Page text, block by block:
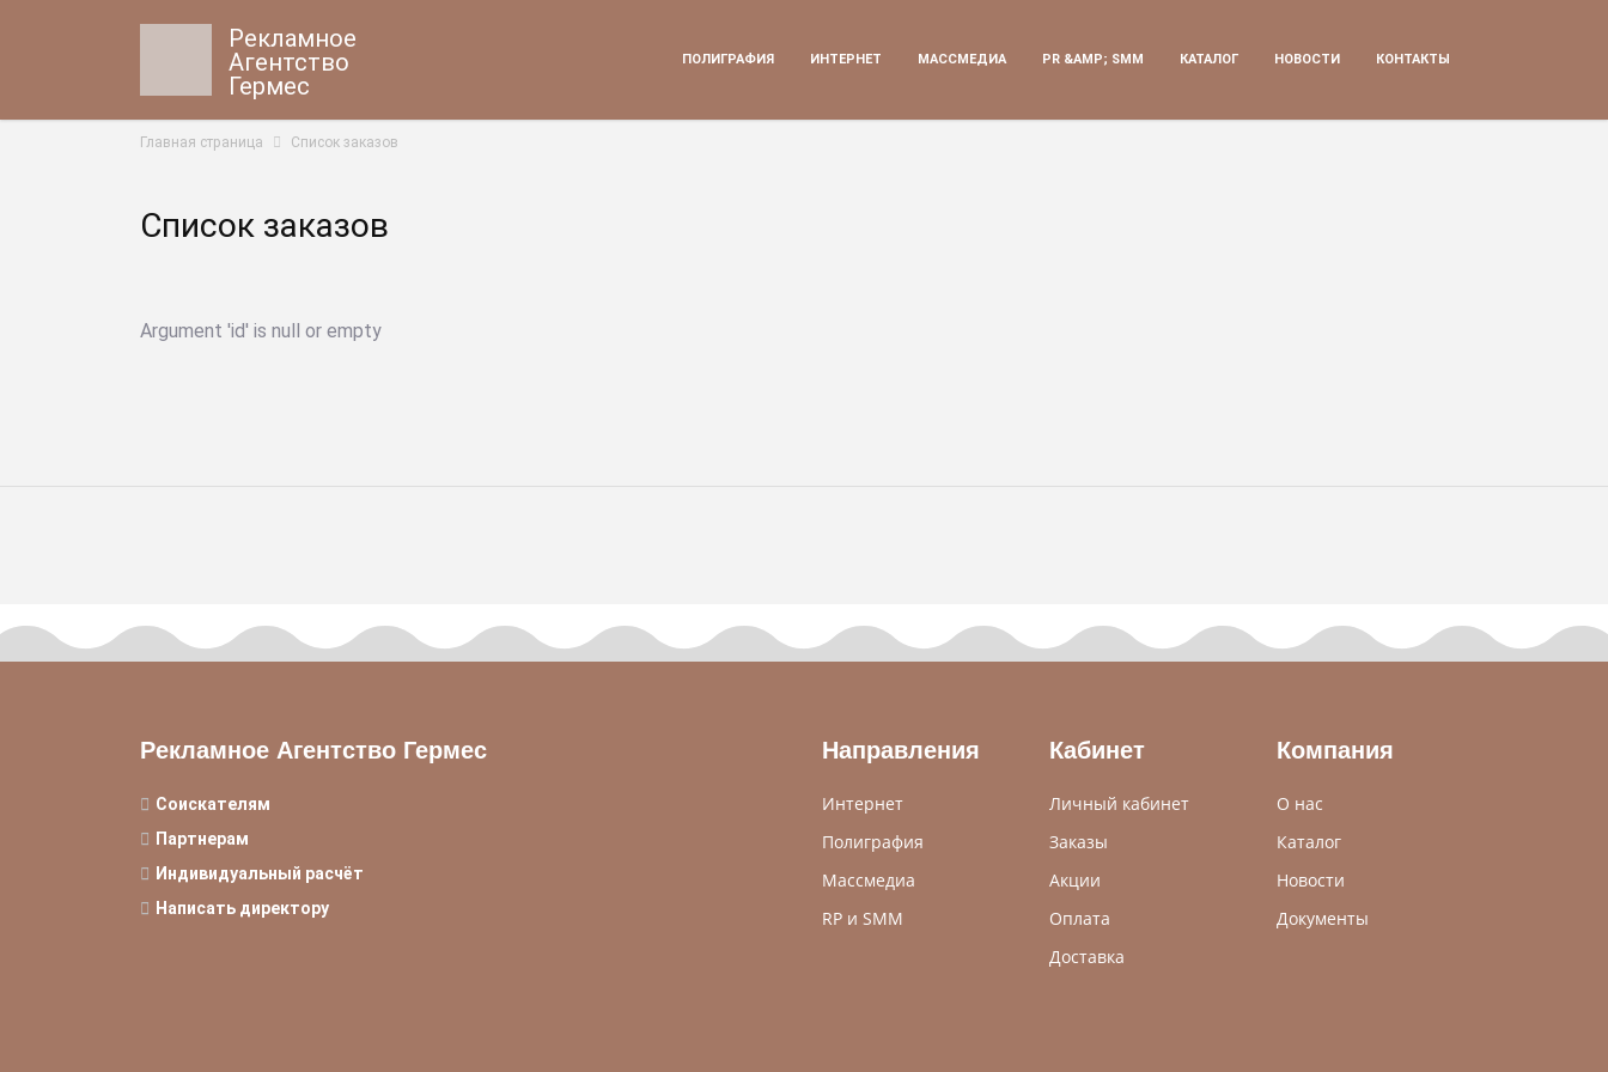
Рекламное
Агентство
Гермес
ПОЛИГРАФИЯ ИНТЕРНЕТ МАССМЕДИА PR &AMP; SMM КАТАЛОГ НОВОСТИ КОНТАКТЫ
Главная страница Список заказов
Список заказов
Argument 'id' is null or empty
Рекламное Агентство Гермес
Соискателям
Партнерам
Индивидуальный расчёт
Написать директору
Направления
Интернет
Полиграфия
Массмедиа
RP и SMM
Кабинет
Личный кабинет
Заказы
Акции
Оплата
Доставка
Компания
О нас
Каталог
Новости
Документы